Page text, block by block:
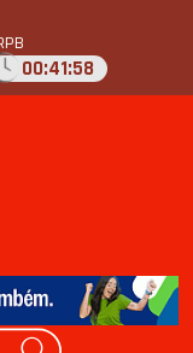
00:41:59